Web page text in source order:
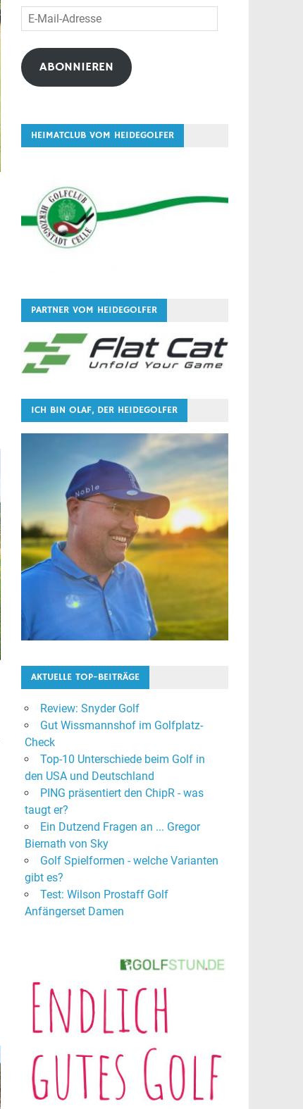
E-
Mail-
Adresse
ABONNIEREN
HEIMATCLUB VOM HEIDEGOLFER
PARTNER VOM HEIDEGOLFER
ICH BIN OLAF, DER HEIDEGOLFER
AKTUELLE TOP-BEITRÄGE
Review: Snyder Golf
Gut Wissmannshof im Golfplatz-
Check
Top-10 Unterschiede beim Golf in
den USA und Deutschland
PING präsentiert den ChipR - was
taugt er?
Ein Dutzend Fragen an ... Gregor
Biernath von Sky
Golf Spielformen - welche Varianten
gibt es?
Test: Wilson Prostaff Golf
Anfängerset Damen